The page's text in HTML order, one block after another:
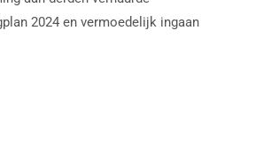
2024 en vermoedelijk ingaan